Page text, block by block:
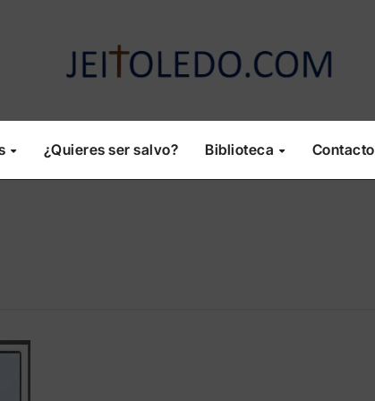
¿Quieres ser salvo? Biblioteca Contacto